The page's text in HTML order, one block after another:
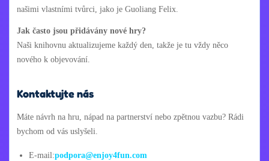
našimi vlastními tvůrci, jako je Guoliang Felix.
Jak často jsou přidávány nové hry?
Naši knihovnu aktualizujeme každý den, takže je tu vždy něco
nového k objevování.
Kontaktujte nás
Máte návrh na hru, nápad na partnerství nebo zpětnou vazbu? Rádi
bychom od vás uslyšeli.
E-mail:podpora@enjoy4fun.com